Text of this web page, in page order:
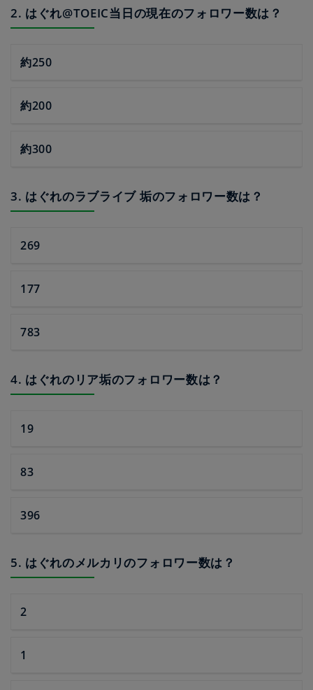
2. はぐれ@TOEIC当日の現在のフォロワー数は？
約250
約200
約300
3. はぐれのラブライブ 垢のフォロワー数は？
269
177
783
4. はぐれのリア垢のフォロワー数は？
19
83
396
5. はぐれのメルカリのフォロワー数は？
2
1